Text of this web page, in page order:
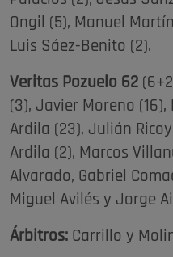
Ongil (5), Manuel
Luis Sáez-Benito (2).
Veritas Pozuelo 62
(3), Javier Moreno (16),
Ardila (23), Julián
Ardila (2), Marcos
Alvarado, Gabriel
Miguel Avilés y Jorge
Árbitros: Carrillo y